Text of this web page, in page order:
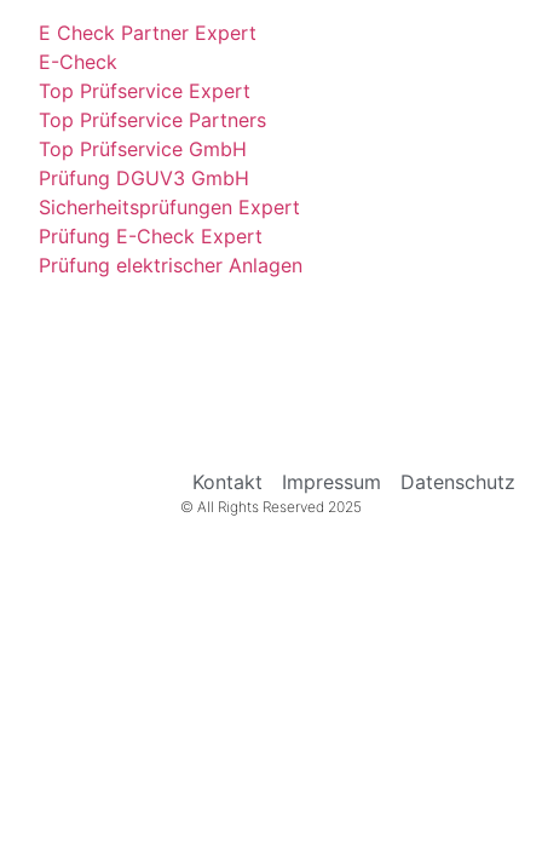
E Check Partner Expert
E-Check
Top Prüfservice Expert
Top Prüfservice Partners
Top Prüfservice GmbH
Prüfung DGUV3 GmbH
Sicherheitsprüfungen Expert
Prüfung E-Check Expert
Prüfung elektrischer Anlagen
Kontakt Impressum Datenschutz
© All Rights Reserved 2025